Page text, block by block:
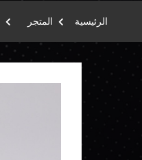
الرئيسية المتجر